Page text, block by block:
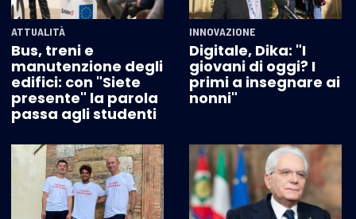
ATTUALITÀ
Bus, treni e
manutenzione degli
edifici: con "Siete
presente" la parola
passa agli studenti
INNOVAZIONE
Digitale, Dika: "I
giovani di oggi? I
primi a insegnare ai
nonni"